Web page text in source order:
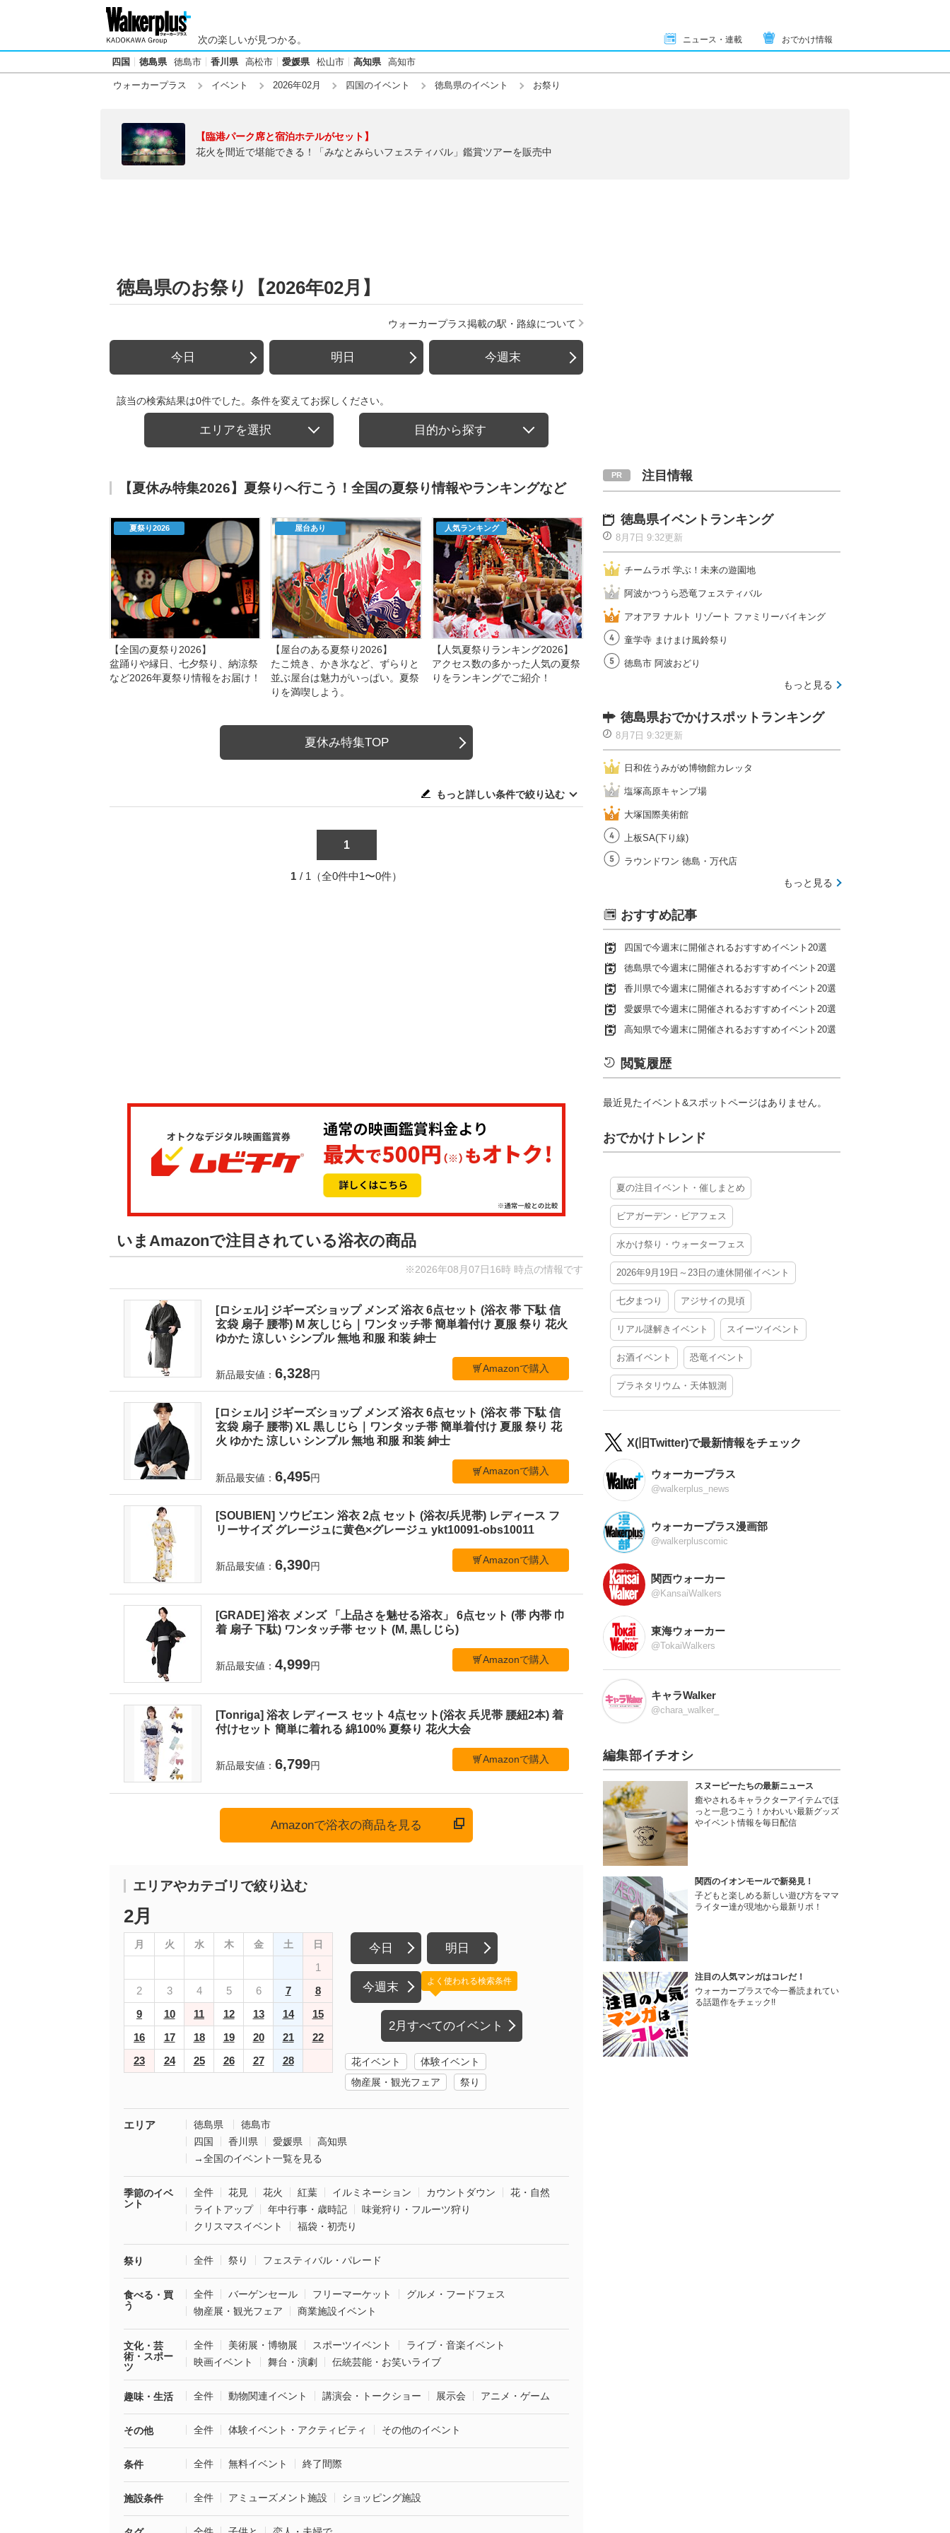
次の楽しいが見つかる。 ニュース・連載 おでかけ情報
四国 徳島県 徳島市 香川県 高松市 愛媛県 松山市 高知県 高知市
ウォーカープラス イベント 2026年02月 四国のイベント 徳島県のイベント お祭り
【臨港パーク席と宿泊ホテルがセット】
花火を間近で堪能できる！「みなとみらいフェスティバル」鑑賞ツアーを販売中
徳島県のお祭り【2026年02月】
ウォーカープラス掲載の駅・路線について
今日 明日 今週末
該当の検索結果は0件でした。条件を変えてお探しください。
エリアを選択 目的から探す
【夏休み特集2026】夏祭りへ行こう！全国の夏祭り情報やランキングなど
夏祭り2026
【全国の夏祭り2026】
盆踊りや縁日、七夕祭り、納涼祭
など2026年夏祭り情報をお届け！
屋台あり
【屋台のある夏祭り2026】
たこ焼き、かき氷など、ずらりと
並ぶ屋台は魅力がいっぱい。夏祭
りを満喫しよう。
人気ランキング
【人気夏祭りランキング2026】
アクセス数の多かった人気の夏祭
りをランキングでご紹介！
夏休み特集TOP
もっと詳しい条件で絞り込む
1
1 / 1（全0件中1〜0件）
いまAmazonで注目されている浴衣の商品
※2026年08月07日16時 時点の情報です
[ロシェル] ジギーズショップ メンズ 浴衣 6点セット (浴衣 帯 下駄 信
玄袋 扇子 腰帯) M 灰しじら｜ワンタッチ帯 簡単着付け 夏服 祭り 花火
ゆかた 涼しい シンプル 無地 和服 和装 紳士
新品最安値： 6,328円
Amazonで購入
[ロシェル] ジギーズショップ メンズ 浴衣 6点セット (浴衣 帯 下駄 信
玄袋 扇子 腰帯) XL 黒しじら｜ワンタッチ帯 簡単着付け 夏服 祭り 花
火 ゆかた 涼しい シンプル 無地 和服 和装 紳士
新品最安値： 6,495円
Amazonで購入
[SOUBIEN] ソウビエン 浴衣 2点 セット (浴衣/兵児帯) レディース フ
リーサイズ グレージュに黄色×グレージュ ykt10091-obs10011
新品最安値： 6,390円
Amazonで購入
[GRADE] 浴衣 メンズ 「上品さを魅せる浴衣」 6点セット (帯 内帯 巾
着 扇子 下駄) ワンタッチ帯 セット (M, 黒しじら)
新品最安値： 4,999円
Amazonで購入
[Tonriga] 浴衣 レディース セット 4点セット(浴衣 兵児帯 腰紐2本) 着
付けセット 簡単に着れる 綿100% 夏祭り 花火大会
新品最安値： 6,799円
Amazonで購入
Amazonで浴衣の商品を見る
エリアやカテゴリで絞り込む
2月
月 火 水 木 金 土 日
1
2
3 4 5 6 7
8
9
10 11 12 13 14
15
16
17 18 19 20 21
22
23
24 25 26 27 28
今日 明日
今週末
2月すべてのイベント
よく使われる検索条件
花イベント
体験イベント
物産展・観光フェア
祭り
エリア 徳島県
徳島市
四国
香川県 愛媛県
高知県
→全国のイベント一覧を見る
季節のイベ
ント
全件 花見 花火 紅葉 イルミネーション カウントダウン
花・自然
ライトアップ
年中行事・歳時記
味覚狩り・フルーツ狩り
クリスマスイベント
福袋・初売り
祭り 全件 祭り フェスティバル・パレード
食べる・買
う
全件 バーゲンセール フリーマーケット
グルメ・フードフェス
物産展・観光フェア
商業施設イベント
文化・芸
術・スポー
ツ
全件 美術展・博物展 スポーツイベント
ライブ・音楽イベント
映画イベント
舞台・演劇 伝統芸能・お笑いライブ
趣味・生活 全件 動物関連イベント 講演会・トークショー 展示会 アニメ・ゲーム
その他 全件 体験イベント・アクティビティ その他のイベント
条件 全件 無料イベント 終了間際
施設条件 全件 アミューズメント施設 ショッピング施設
注目情報
徳島県イベントランキング
8月7日 9:32更新
チームラボ 学ぶ！未来の遊園地
阿波かつうら恐竜フェスティバル
アオアヲ ナルト リゾート ファミリーバイキング
童学寺 まけまけ風鈴祭り
徳島市 阿波おどり
もっと見る
徳島県おでかけスポットランキング
8月7日 9:32更新
日和佐うみがめ博物館カレッタ
塩塚高原キャンプ場
大塚国際美術館
上板SA(下り線)
ラウンドワン 徳島・万代店
もっと見る
おすすめ記事
四国で今週末に開催されるおすすめイベント20選
徳島県で今週末に開催されるおすすめイベント20選
香川県で今週末に開催されるおすすめイベント20選
愛媛県で今週末に開催されるおすすめイベント20選
高知県で今週末に開催されるおすすめイベント20選
閲覧履歴
最近見たイベント&スポットページはありません。
おでかけトレンド
夏の注目イベント・催しまとめ
ビアガーデン・ビアフェス
水かけ祭り・ウォーターフェス
2026年9月19日～23日の連休開催イベント
七夕まつり アジサイの見頃
リアル謎解きイベント スイーツイベント
お酒イベント 恐竜イベント
プラネタリウム・天体観測
X(旧Twitter)で最新情報をチェック
ウォーカープラス
@walkerplus_news
ウォーカープラス漫画部
@walkerpluscomic
関西ウォーカー
@KansaiWalkers
東海ウォーカー
@TokaiWalkers
キャラWalker
@chara_walker_
編集部イチオシ
スヌーピーたちの最新ニュース
癒やされるキャラクターアイテムでほ
っと一息つこう！かわいい最新グッズ
やイベント情報を毎日配信
関西のイオンモールで新発見！
子どもと楽しめる新しい遊び方をママ
ライター達が現地から最新リポ！
注目の人気マンガはコレだ！
ウォーカープラスで今一番読まれてい
る話題作をチェック!!